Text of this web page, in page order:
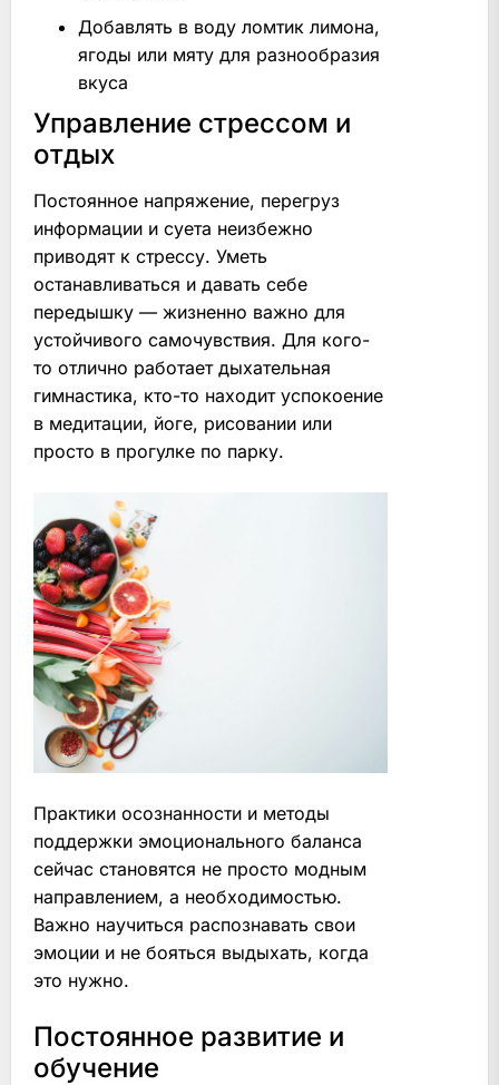
Добавлять в воду ломтик лимона,
ягоды или мяту для разнообразия
вкуса
Управление стрессом и
отдых
Постоянное напряжение, перегруз
информации и суета неизбежно
приводят к стрессу. Уметь
останавливаться и давать себе
передышку — жизненно важно для
устойчивого самочувствия. Для кого-
то отлично работает дыхательная
гимнастика, кто-то находит успокоение
в медитации, йоге, рисовании или
просто в прогулке по парку.
Практики осознанности и методы
поддержки эмоционального баланса
сейчас становятся не просто модным
направлением, а необходимостью.
Важно научиться распознавать свои
эмоции и не бояться выдыхать, когда
это нужно.
Постоянное развитие и
обучение